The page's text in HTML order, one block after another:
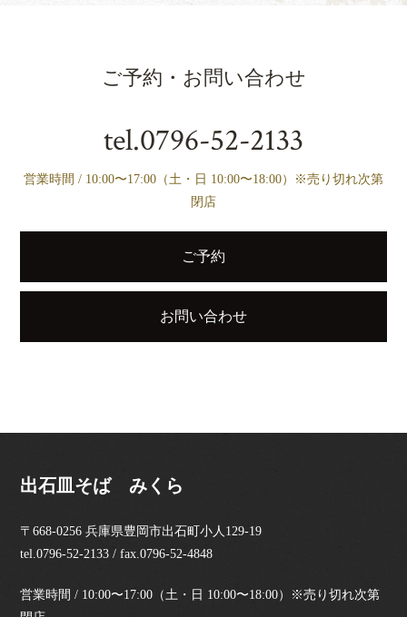
ご予約・お問い合わせ
tel.0796-52-2133
営業時間 / 10:00〜17:00（土・日 10:00〜18:00）※売り切れ次第
閉店
ご予約
お問い合わせ
出石皿そば みくら
〒668-0256 兵庫県豊岡市出石町小人129-19
tel.0796-52-2133 / fax.0796-52-4848
営業時間 / 10:00〜17:00（土・日 10:00〜18:00）※売り切れ次第